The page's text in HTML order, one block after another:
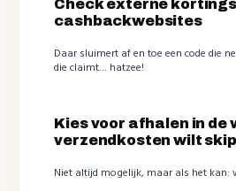
Check externe
cashbackwebsites
Daar sluimert af en toe een code die
die claimt… hatzee!
Kies voor afhalen in de
verzendkosten wilt
Niet altijd mogelijk, maar als het kan: